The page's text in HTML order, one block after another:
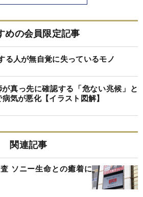
めの会員限定記事
る人が無自覚に失っているモノ
真っ先に確認する「危ない兆候」と
気が悪化【イラスト図解】
関連記事
ソニー生命との癒着に